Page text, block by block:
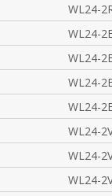
WL24-
WL24-
WL24-
WL24-
WL24-
WL24-
WL24-
WL24-